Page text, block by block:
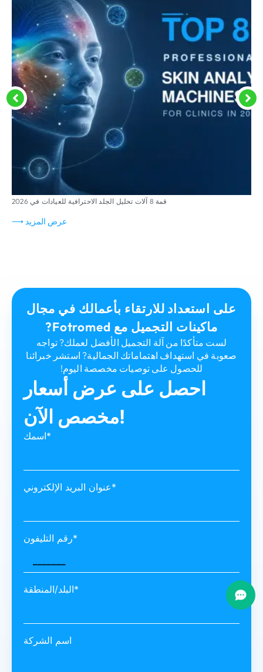
قمة 8 آلات تحليل الجلد الاحترافية للعيادات في 2026
عرض المزيد ⟶
على استعداد للارتقاء بأعمالك في مجال
ماكينات التجميل مع Fotromed?
لست متأكدًا من آلة التجميل الأفضل لعملك? تواجه
صعوبة في استهداف اهتماماتك الجمالية? استشر خبرائنا
للحصول على توصيات مخصصة اليوم!
احصل على عرض أسعار
مخصص الآن!
اسمك*
عنوان البريد الإلكتروني*
رقم التليفون*
البلد/المنطقة*
اسم الشركة